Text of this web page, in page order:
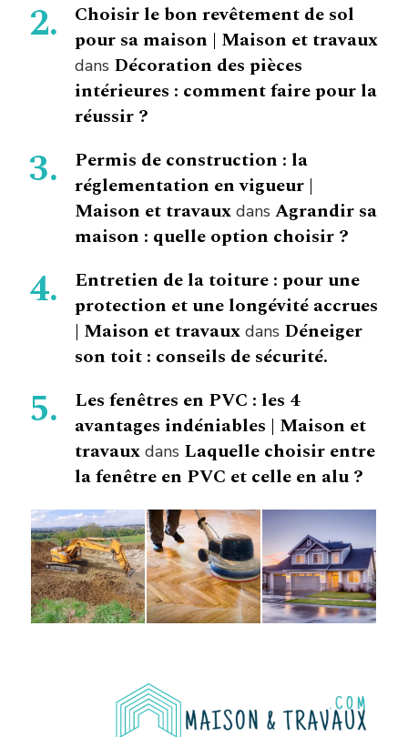
Choisir le bon revêtement de sol
pour sa maison | Maison et travaux
dans Décoration des pièces
intérieures : comment faire pour la
réussir ?
Permis de construction : la
réglementation en vigueur |
Maison et travaux dans Agrandir sa
maison : quelle option choisir ?
Entretien de la toiture : pour une
protection et une longévité accrues
| Maison et travaux dans Déneiger
son toit : conseils de sécurité.
Les fenêtres en PVC : les 4
avantages indéniables | Maison et
travaux dans Laquelle choisir entre
la fenêtre en PVC et celle en alu ?